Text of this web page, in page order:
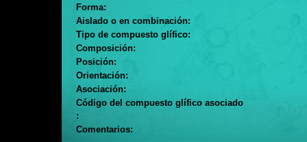
Forma:
Aislado o en combinación:
Tipo de compuesto glífico:
Composición:
Posición:
Orientación:
Asociación:
Código del compuesto glífico asociado
:
Comentarios: